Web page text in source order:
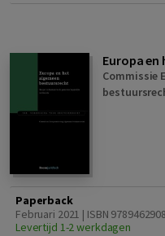
Europa en
Commissie
Paperback
Februari 2021 | ISBN
Levertijd 1-2 werkdagen